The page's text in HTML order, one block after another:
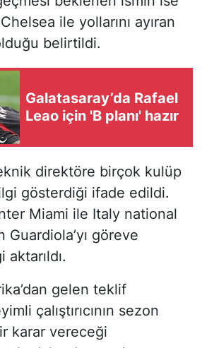
ile yollarını ayıran
belirtildi.
Galatasaray’da Rafael
Leao için 'B planı' hazır
direktöre birçok kulüp
gösterdiği ifade edildi.
Miami ile Italy national
Guardiola’yı göreve
gelen teklif
çalıştırıcının sezon
karar vereceği